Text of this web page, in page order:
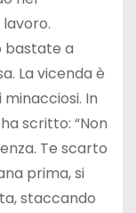
bastate a
La vicenda è
In
scritto: “Non
Te scarto
prima, si
staccando